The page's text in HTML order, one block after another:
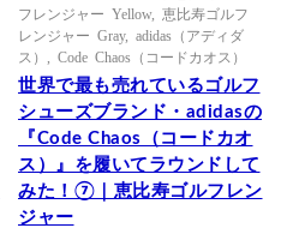
フレンジャー Yellow, 恵比寿ゴルフ
レンジャー Gray, adidas（アディダ
ス）
Code Chaos（コードカオス）
世界で最も売れているゴルフ
シューズブランド・adidasの
『Code Chaos（コードカオ
ス）』を履いてラウンドして
みた！⑦｜恵比寿ゴルフレン
ジャー